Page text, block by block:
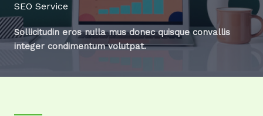
SEO Service
Sollicitudin eros nulla mus donec quisque convallis
integer condimentum volutpat.